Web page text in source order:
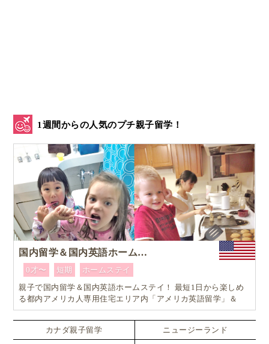
のおまじない的な要素があったりしました。
1週間からの人気のプチ親子留学！
国内留学＆国内英語ホームステイ
0才〜 短期
ホームステイ
親子で国内留学＆国内英語ホームステイ！ 最短1日から楽しめ
る都内アメリカ人専用住宅エリア内「アメリカ英語留学」＆
「ホームステイ体験」プログラム！
カナダ親子留学 ニュージーランド